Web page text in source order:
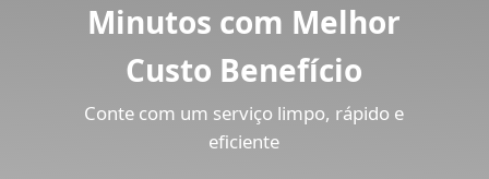
Minutos com Melhor
Custo Benefício
Conte com um serviço limpo, rápido e
eficiente